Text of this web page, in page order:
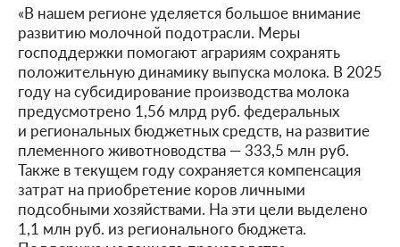
«В нашем регионе уделяется большое внимание
развитию молочной подотрасли. Меры
господдержки помогают аграриям сохранять
положительную динамику выпуска молока. В 2025
году на субсидирование производства молока
предусмотрено 1,56 млрд руб. федеральных
и региональных бюджетных средств, на развитие
племенного животноводства — 333,5 млн руб.
Также в текущем году сохраняется компенсация
затрат на приобретение коров личными
подсобными хозяйствами. На эти цели выделено
1,1 млн руб. из регионального бюджета.